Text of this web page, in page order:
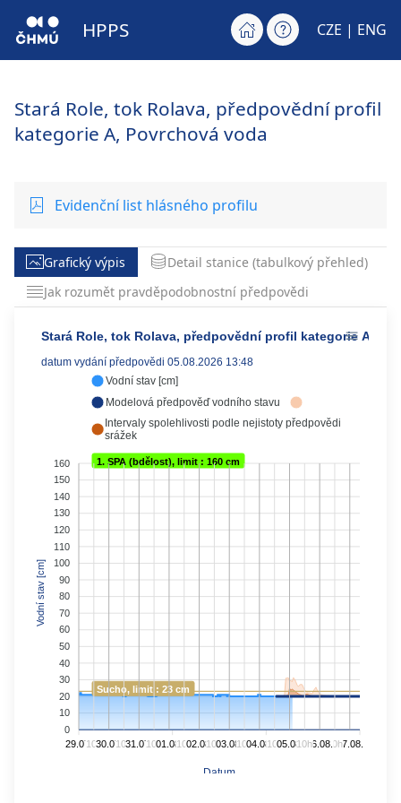
HPPS CZE | ENG
Stará Role, tok Rolava, předpovědní profil
kategorie A, Povrchová voda
Evidenční list hlásného profilu
Grafický výpis
Detail stanice (tabulkový přehled)
Jak rozumět pravděpodobnostní předpovědi
Vodní stav [cm]
Modelová předpověď vodního stavu
Intervaly spolehlivosti podle nejistoty předpovědi
srážek
Stará Role, tok Rolava, předpovědní profil kategorie A
datum vydání předpovědi 05.08.2026 13:48
160
150
140
130
120
110
100
90
80
70
60
50
40
30
20
10
0
Vodní stav [cm]
Datum
Sucho, limit : 23 cm
1. SPA (bdělost), limit : 160 cm
29.07.10h30.07.10h31.07.10h01.08.10h02.08.10h03.08.10h04.08.10h05.08. 07.08.
10h
06.08.
10h